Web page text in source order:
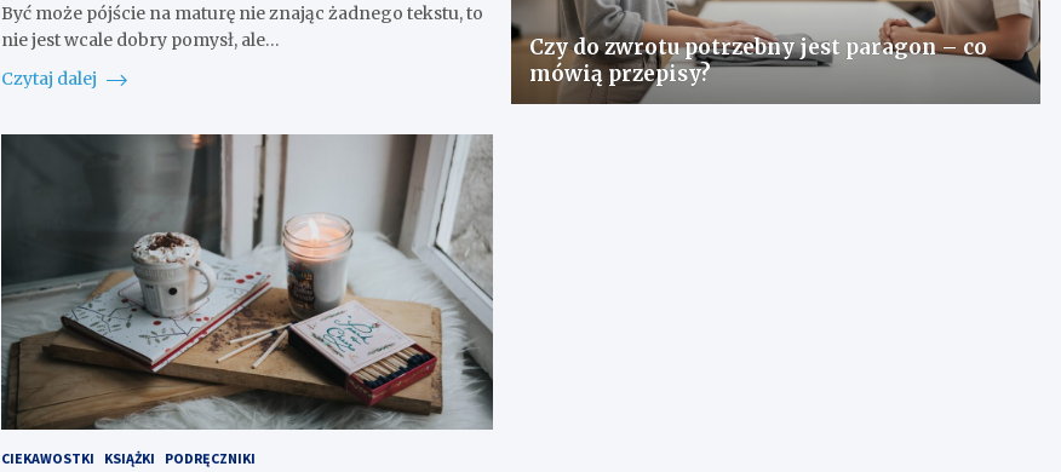
Być może pójście na maturę nie znając żadnego tekstu, to
nie jest wcale dobry pomysł, ale…
Czytaj dalej
CIEKAWOSTKI KSIĄŻKI PODRĘCZNIKI
Czy do zwrotu potrzebny jest paragon – co
mówią przepisy?